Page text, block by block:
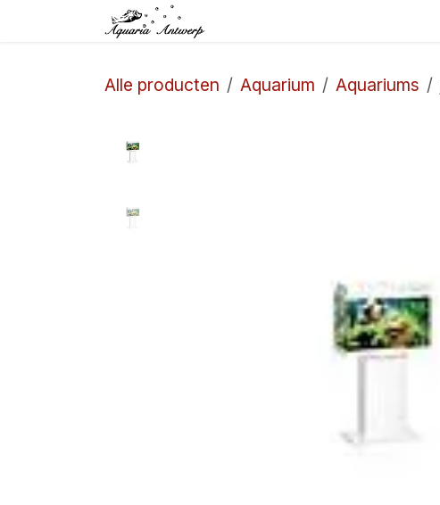
Overslaan naar inhoud
Alle producten Aquarium Aquariums